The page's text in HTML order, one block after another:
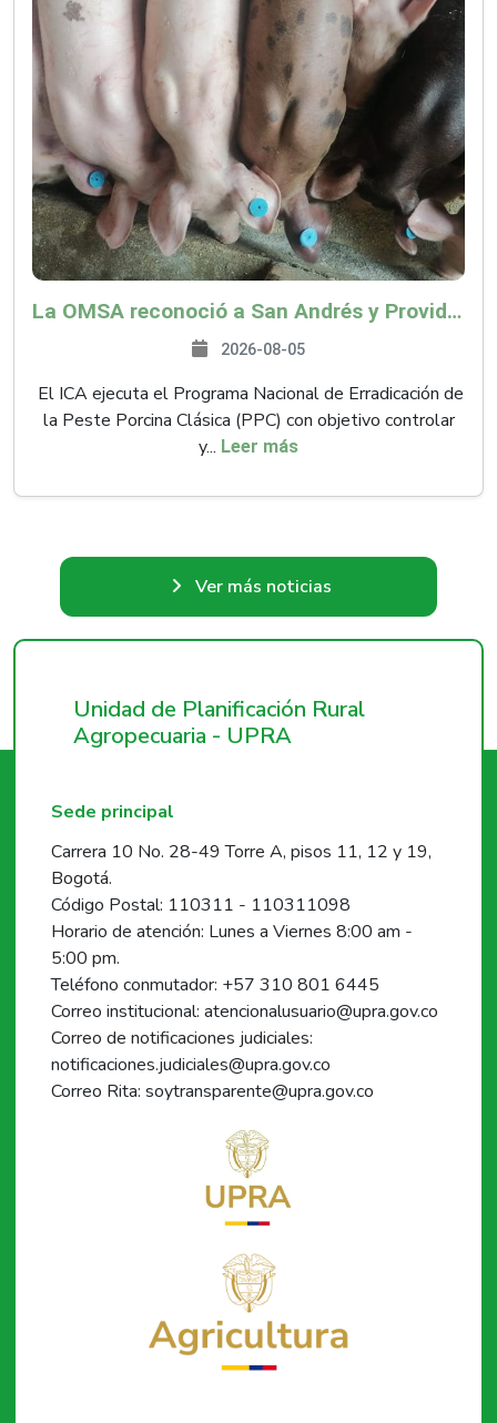
La OMSA reconoció a San Andrés y Providencia como zona libre de Peste Porcina Clásica (PPC)
2026-08-05
El ICA ejecuta el Programa Nacional de Erradicación de
la Peste Porcina Clásica (PPC) con objetivo controlar
y... Leer más
Ver más noticias
Unidad de Planificación Rural
Agropecuaria - UPRA
Sede principal
Carrera 10 No. 28-49 Torre A, pisos 11, 12 y 19,
Bogotá.
Código Postal: 110311 - 110311098
Horario de atención: Lunes a Viernes 8:00 am -
5:00 pm.
Teléfono conmutador: +57 310 801 6445
Correo institucional: atencionalusuario@upra.gov.co
Correo de notificaciones judiciales:
notificaciones.judiciales@upra.gov.co
Correo Rita: soytransparente@upra.gov.co